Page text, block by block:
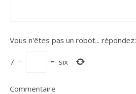
Vous n'êtes pas un robot... répondez:
7 − = six
Commentaire